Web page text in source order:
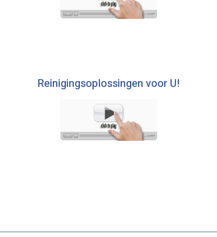
Reinigingsoplossingen voor U!